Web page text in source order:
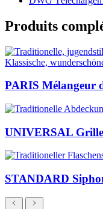
Produits
PARIS Mélangeur
UNIVERSAL
STANDARD